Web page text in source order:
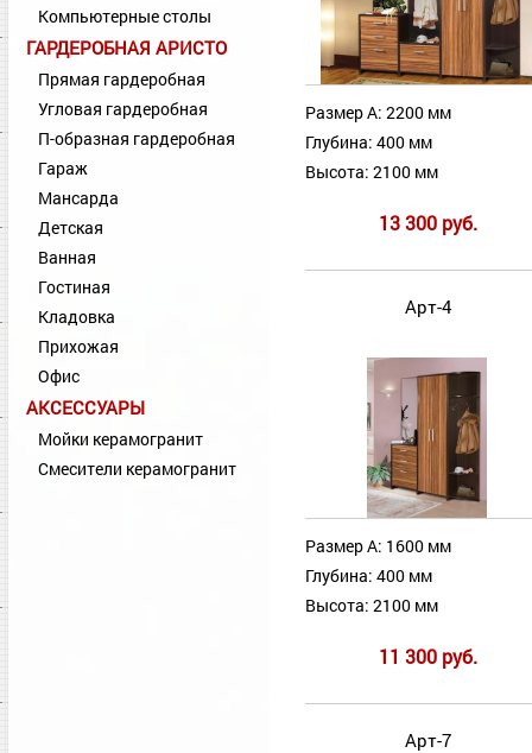
Компьютерные столы
ГАРДЕРОБНАЯ АРИСТО
Прямая гардеробная
Угловая гардеробная
П-образная гардеробная
Гараж
Мансарда
Детская
Ванная
Гостиная
Кладовка
Прихожая
Офис
АКСЕССУАРЫ
Мойки керамогранит
Смесители керамогранит
Размер А: 2200 мм
Глубина: 400 мм
Высота: 2100 мм
13 300 руб.
Арт-4
Размер А: 1600 мм
Глубина: 400 мм
Высота: 2100 мм
11 300 руб.
Арт-7